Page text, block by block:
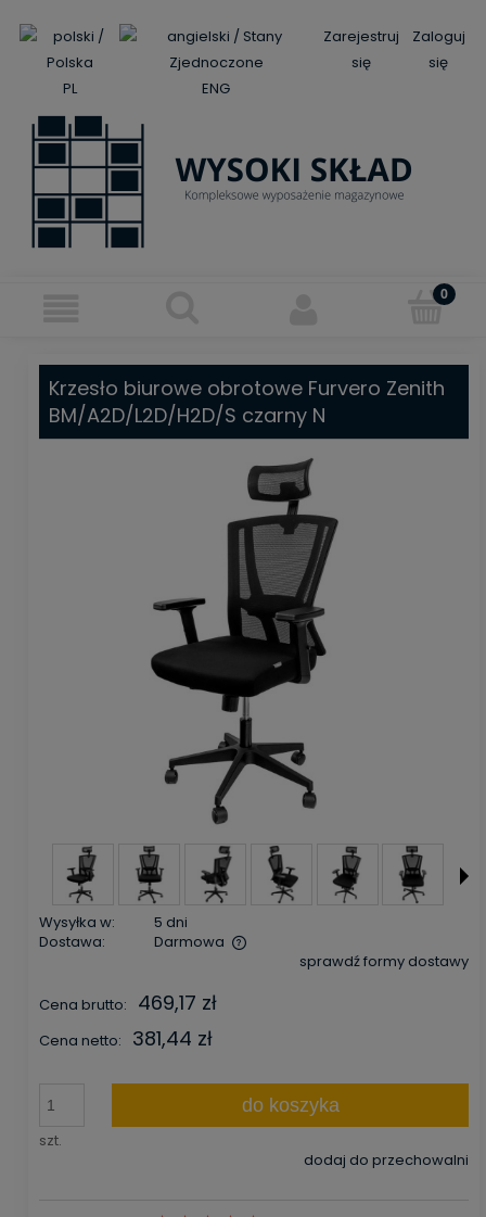
PL ENG
Zarejestruj
się
Zaloguj
się
Krzesło biurowe obrotowe Furvero Zenith
BM/A2D/L2D/H2D/S czarny N
Wysyłka w:
5 dni
Dostawa:
Darmowa
Cena nie zawiera ewentualnych kosztów płatności
sprawdź formy dostawy
Cena brutto: 469,17 zł
Cena netto: 381,44 zł
szt.
do koszyka
dodaj do przechowalni